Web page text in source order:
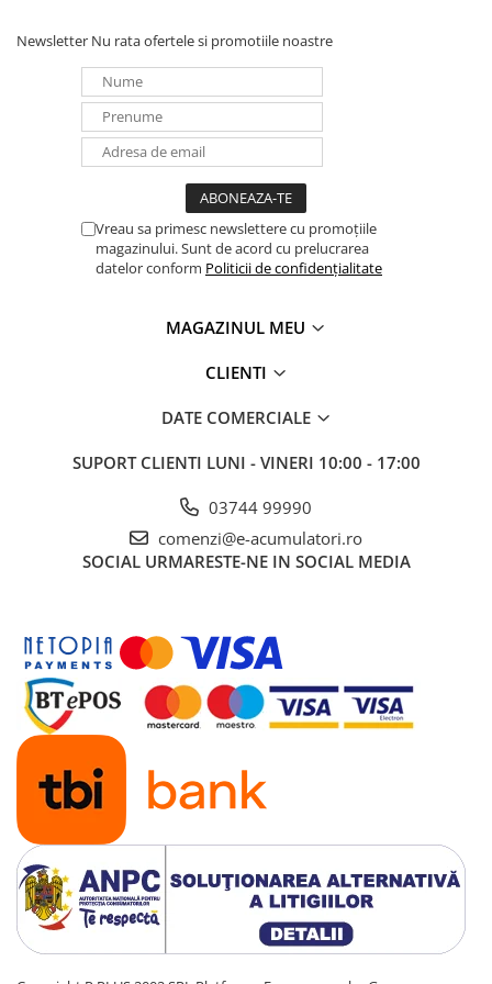
Statii energie portabile
Dulapuri pentru cablare
structurata
Lumina (Becuri si Lanterne)
cabluri USB, prelungitoare USB
Cablu de date si Adaptoare
Sisteme de prindere
Statii de incarcare EV
OUTLET
Pompe de caldura
Newsletter Nu rata ofertele si promotiile noastre
Vreau sa primesc newslettere cu promoțiile
magazinului. Sunt de acord cu prelucrarea
datelor conform Politicii de confidențialitate
MAGAZINUL MEU
CLIENTI
DATE COMERCIALE
SUPORT CLIENTI LUNI - VINERI 10:00 - 17:00
03744 99990
comenzi@e-acumulatori.ro
SOCIAL URMARESTE-NE IN SOCIAL MEDIA